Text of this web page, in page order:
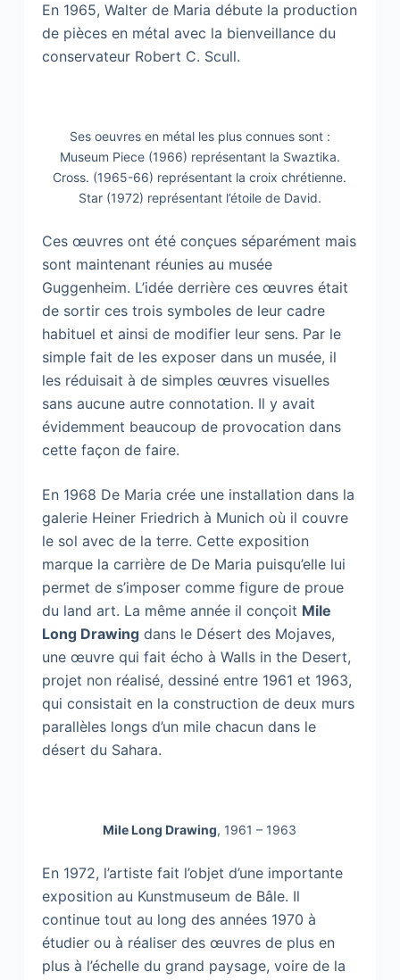
En 1965, Walter de Maria débute la production
de pièces en métal avec la bienveillance du
conservateur Robert C. Scull.
Ses oeuvres en métal les plus connues sont :
Museum Piece (1966) représentant la Swaztika.
Cross. (1965-66) représentant la croix chrétienne.
Star (1972) représentant l’étoile de David.
Ces œuvres ont été conçues séparément mais
sont maintenant réunies au musée
Guggenheim. L’idée derrière ces œuvres était
de sortir ces trois symboles de leur cadre
habituel et ainsi de modifier leur sens. Par le
simple fait de les exposer dans un musée, il
les réduisait à de simples œuvres visuelles
sans aucune autre connotation. Il y avait
évidemment beaucoup de provocation dans
cette façon de faire.
En 1968 De Maria crée une installation dans la
galerie Heiner Friedrich à Munich où il couvre
le sol avec de la terre. Cette exposition
marque la carrière de De Maria puisqu’elle lui
permet de s’imposer comme figure de proue
du land art. La même année il conçoit Mile
Long Drawingdans le Désert des Mojaves,
une œuvre qui fait écho à Walls in the Desert,
projet non réalisé, dessiné entre 1961 et 1963,
qui consistait en la construction de deux murs
parallèles longs d’un mile chacun dans le
désert du Sahara.
Mile Long Drawing, 1961 – 1963
En 1972, l’artiste fait l’objet d’une importante
exposition au Kunstmuseum de Bâle. Il
continue tout au long des années 1970 à
étudier ou à réaliser des œuvres de plus en
plus à l’échelle du grand paysage, voire de la